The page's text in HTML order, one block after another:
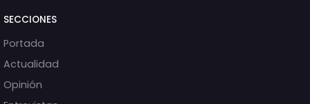
SECCIONES
Portada
Actualidad
Opinión